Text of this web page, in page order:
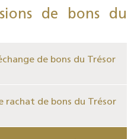
de bons du
de bons du Trésor
rachat de bons du Trésor